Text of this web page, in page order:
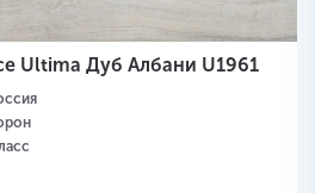
Ultima Дуб Албани U1961